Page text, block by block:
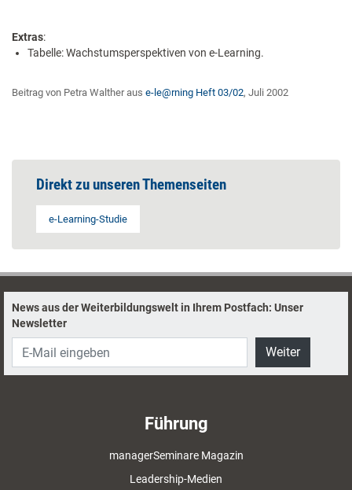
Extras:
Tabelle: Wachstumsperspektiven von e-Learning.
Beitrag von Petra Walther aus e-le@rning Heft 03/02, Juli 2002
Direkt zu unseren Themenseiten
e-Learning-Studie
News aus der Weiterbildungswelt in Ihrem Postfach: Unser
Newsletter
Weiter
Führung
managerSeminare Magazin
Leadership-Medien